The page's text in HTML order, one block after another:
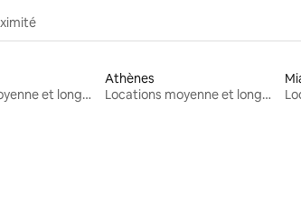
Locations moyenne et longue durée
Athènes
Locations moyenne et longue durée